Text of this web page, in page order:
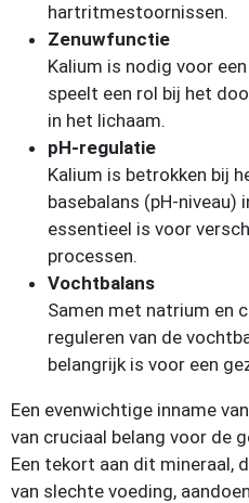
hartritmestoornissen.
Zenuwfunctie
Kalium is nodig voor
speelt een rol bij het
in het lichaam.
pH-regulatie
Kalium is betrokken bij
basebalans (pH-niveau)
essentieel is voor
processen.
Vochtbalans
Samen met natrium en
reguleren van de
belangrijk is voor een
Een evenwichtige inname
van cruciaal belang voor de
Een tekort aan dit mineraal,
van slechte voeding,